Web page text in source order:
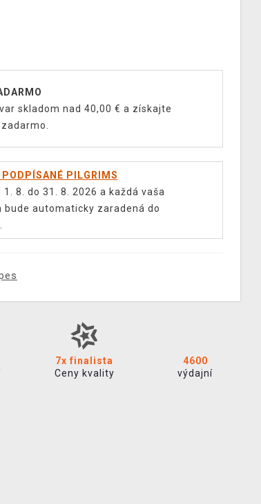
skladom nad 40,00 € a získajte
PILGRIMS
1. 8. do 31. 8. 2026 a každá vaša
bude automaticky zaradená do
7x finalista
Ceny kvality
4600
výdajní